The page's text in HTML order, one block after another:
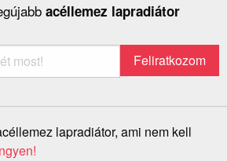
acéllemez lapradiátor
lapradiátor, ami nem kell